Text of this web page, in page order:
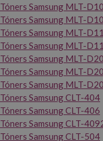
Tóners Samsung MLT-
Tóners Samsung MLT-
Tóners Samsung MLT-
Tóners Samsung MLT-
Tóners Samsung MLT-
Tóners Samsung MLT-
Tóners Samsung MLT-
Tóners Samsung CLT-404
Tóners Samsung CLT-406
Tóners Samsung CLT-
Tóners Samsung CLT-504